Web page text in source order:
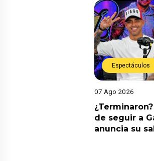
Espectáculos
07 Ago 2026
de seguir a
anuncia su